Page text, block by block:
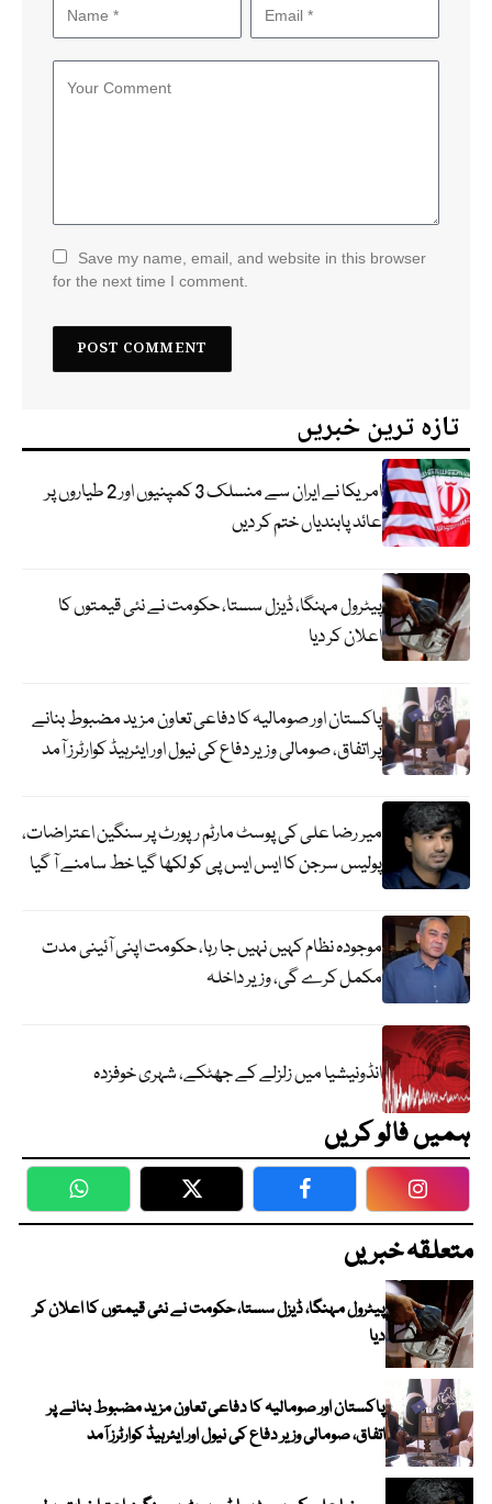
Save my name, email, and website in this browser
for the next time I comment.
تازہ ترین خبریں
امریکا نے ایران سے منسلک 3 کمپنیوں اور 2 طیاروں پر
عائد پابندیاں ختم کر دیں
پیٹرول مہنگا، ڈیزل سستا، حکومت نے نئی قیمتوں کا
اعلان کر دیا
پاکستان اور صومالیہ کا دفاعی تعاون مزید مضبوط بنانے
پر اتفاق، صومالی وزیر دفاع کی نیول اور ایئرہیڈ کوارٹرز آمد
میر رضا علی کی پوسٹ مارٹم رپورٹ پر سنگین اعتراضات،
پولیس سرجن کا ایس ایس پی کو لکھا گیا خط سامنے آ گیا
موجودہ نظام کہیں نہیں جا رہا، حکومت اپنی آئینی مدت
مکمل کرے گی، وزیر داخلہ
انڈونیشیا میں زلزلے کے جھٹکے، شہری خوفزدہ
ہمیں فالو کریں
WhatsApp Twitter Facebook
متعلقہ خبریں
پیٹرول مہنگا، ڈیزل سستا، حکومت نے نئی قیمتوں کا اعلان کر
دیا
پاکستان اور صومالیہ کا دفاعی تعاون مزید مضبوط بنانے پر
اتفاق، صومالی وزیر دفاع کی نیول اور ایئرہیڈ کوارٹرز آمد